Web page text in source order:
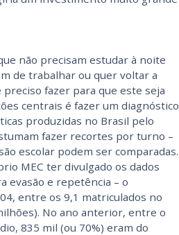
não precisam estudar à noite
de trabalhar ou quer voltar a
fazer para que este seja
centrais é fazer um diagnóstico
produzidas no Brasil pelo
fazer recortes por turno –
escolar podem ser comparadas.
MEC ter divulgado os dados
evasão e repetência – o
entre os 9,1 matriculados no
No ano anterior, entre o
835 mil (ou 70%) eram do